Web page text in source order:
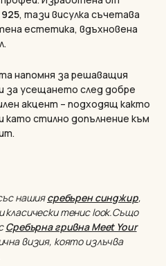
, тази висулка съчетава
естетика, вдъхновена
напомня за решаващия
за усещането след добре
акцент – подходящ както
като стилно допълнение към
нашиясребърен синджир,
тенис look.Също
Сребърна гривна Meet Your
визия, която излъчва